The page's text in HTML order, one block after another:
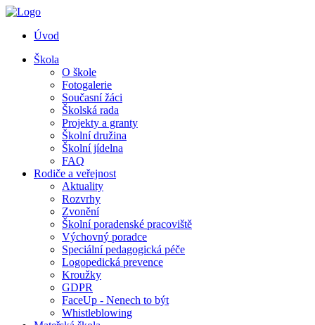
Úvod
Škola
O škole
Fotogalerie
Současní žáci
Školská rada
Projekty a granty
Školní družina
Školní jídelna
FAQ
Rodiče a veřejnost
Aktuality
Rozvrhy
Zvonění
Školní poradenské pracoviště
Výchovný poradce
Speciální pedagogická péče
Logopedická prevence
Kroužky
GDPR
FaceUp - Nenech to být
Whistleblowing